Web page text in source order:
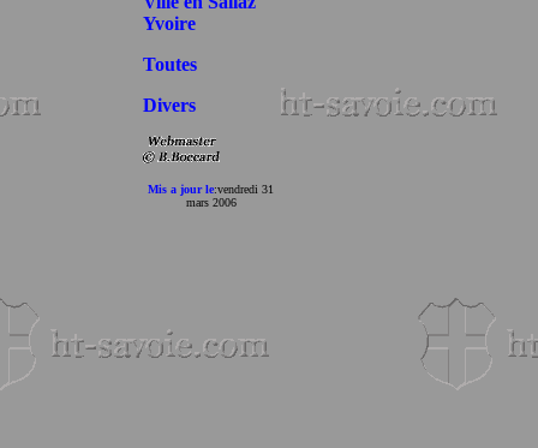
Yvoire
Toutes
Divers
Mis a jour le:vendredi 31
mars 2006